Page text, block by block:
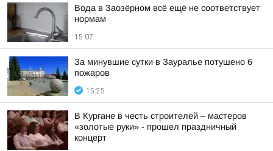
Вода в Заозёрном всё ещё не соответствует
нормам
15:07
За минувшие сутки в Зауралье потушено 6
пожаров
15:25
В Кургане в честь строителей – мастеров
«золотые руки» - прошел праздничный
концерт